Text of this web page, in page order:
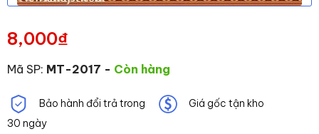
8,000₫
Mã SP: MT-2017 - Còn hàng
Bảo hành đổi trả trong
30 ngày
Giá gốc tận kho